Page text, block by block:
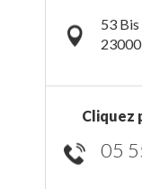
53
23000
Cliquez
05